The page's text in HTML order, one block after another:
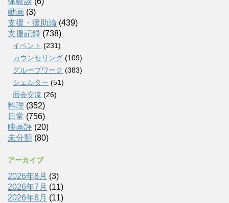
動画 (3)
支援・援助論 (439)
支援記録 (738)
イベント (231)
カウンセリング (109)
グループワーク (383)
シェルター (51)
面会交流 (26)
料理 (352)
日常 (756)
映画評 (20)
未分類 (80)
アーカイブ
2026年8月 (3)
2026年7月 (11)
2026年6月 (11)